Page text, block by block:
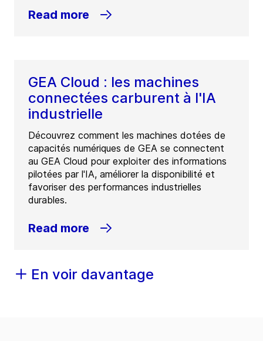
Read more
GEA Cloud : les machines
connectées carburent à l'IA
industrielle
Découvrez comment les machines dotées de
capacités numériques de GEA se connectent
au GEA Cloud pour exploiter des informations
pilotées par l'IA, améliorer la disponibilité et
favoriser des performances industrielles
durables.
Read more
En voir davantage